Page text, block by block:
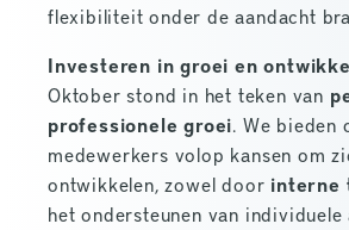
flexibiliteit onder de aandacht
Investeren in groei en
Oktober stond in het teken van
professionele groei. We bieden
medewerkers volop kansen om
ontwikkelen, zowel door interne
het ondersteunen van individuele